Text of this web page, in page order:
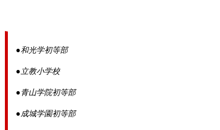
●和光学初等部
●立教小学校
●青山学院初等部
●成城学園初等部